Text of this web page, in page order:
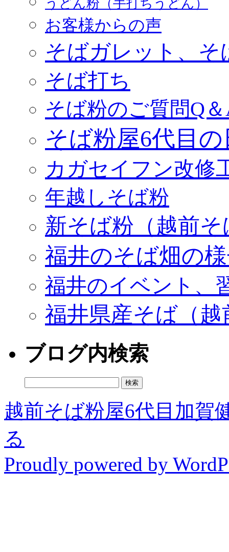
うどん粉（手打ちうどん）
お客様からの声
そばガレット、そ
そば打ち
そば粉のご質問Q
そば粉屋6代目
カガセイフン改修
年越しそば粉
新そば粉（越前そ
福井のそば畑の
福井のイベント、
福井県産そば（越
ブログ内検索
越前そば粉屋6代目加賀
る
Proudly powered by